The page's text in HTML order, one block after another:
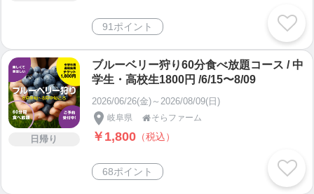
91ポイント
日帰り
ブルーベリー狩り60分食べ放題コース / 中
学生・高校生1800円 /6/15〜8/09
2026/06/26(金)～2026/08/09(日)
岐阜県 そらファーム
￥1,800 （税込）
68ポイント